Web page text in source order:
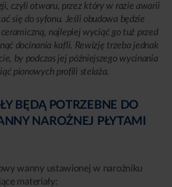
czyli otworu, przez który w razie awarii
się do syfonu. Jeśli obudowa będzie
najlepiej wyciąć go tuż przed
docinania kafli. Rewizję trzeba jednak
by podczas jej późniejszego wycinania
pionowych profili stelaża.
BĘDĄ POTRZEBNE DO
NAROŻNEJ PŁYTAMI
wanny ustawionej w narożniku
materiały: